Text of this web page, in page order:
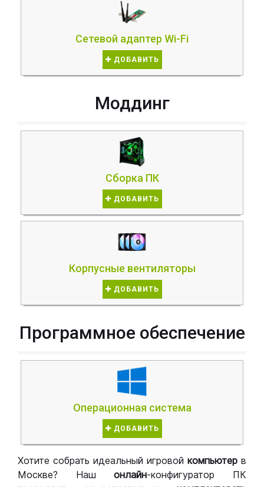
Сетевой адаптер Wi-Fi
ДОБАВИТЬ
Моддинг
Сборка ПК
ДОБАВИТЬ
Корпусные вентиляторы
ДОБАВИТЬ
Программное обеспечение
Операционная система
ДОБАВИТЬ
Хотите собрать идеальный игровой компьютер в
Москве? Нашонлайн-конфигуратор ПК